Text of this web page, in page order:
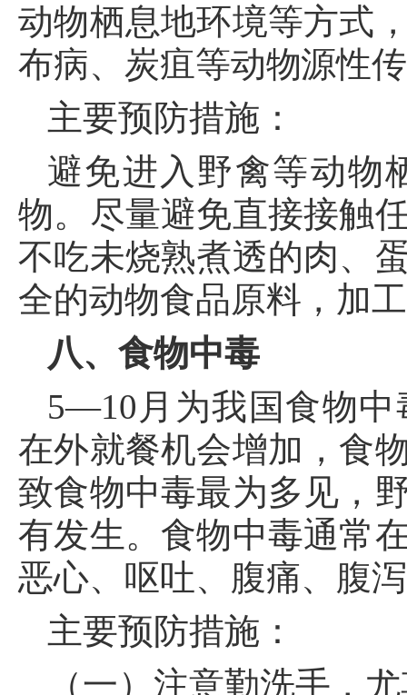
动物栖息地环境等方式
布病、炭疽等动物源性
主要预防措施：
避免进入野禽等动物
物。尽量避免直接接触
不吃未烧熟煮透的肉、
全的动物食品原料，加
八、食物中毒
5—10 月为我国食物
在外就餐机会增加，食
致食物中毒最为多见，
有发生。食物中毒通常
恶心、呕吐、腹痛、腹
主要预防措施：
（一）注意勤洗手，